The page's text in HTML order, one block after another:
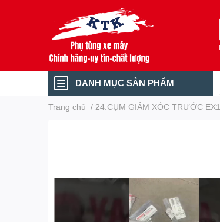
DANH MỤC SẢN PHẨM
Trang chủ / 24:CỤM GIẢM XÓC TRƯỚC